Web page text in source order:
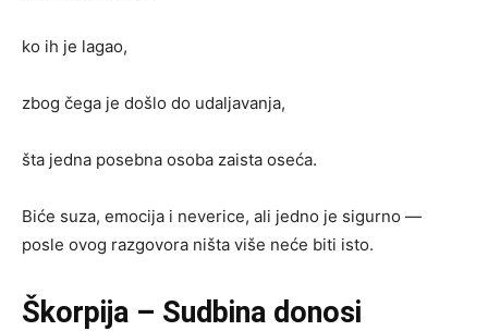
ko ih je lagao,
zbog čega je došlo do udaljavanja,
šta jedna posebna osoba zaista oseća.
Biće suza, emocija i neverice, ali jedno je sigurno —
posle ovog razgovora ništa više neće biti isto.
Škorpija – Sudbina donosi